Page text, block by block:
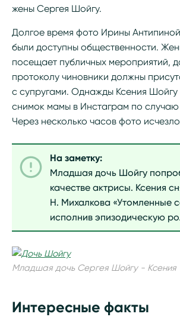
жены Сергея Шойгу.
Долгое время фото Ирины
были доступны общественности.
посещает публичных мероприятий,
протоколу чиновники должны
с супругами. Однажды Ксения
снимок мамы в Инстаграм по
Через несколько часов фото
На заметку:
Младшая дочь Шойгу
качестве актрисы. Ксения
Н. Михалкова «Утомленные
исполнив эпизодическую
Младшая дочь Сергея Шойгу - Ксения
Интересные факты